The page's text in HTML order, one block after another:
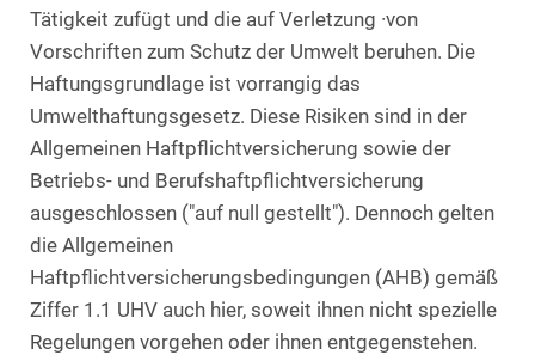
Tätigkeit zufügt und die auf Verletzung ·von
Vorschriften zum Schutz der Umwelt beruhen. Die
Haftungsgrundlage ist vorrangig das
Umwelthaftungsgesetz. Diese Risiken sind in der
Allgemeinen Haftpflichtversicherung sowie der
Betriebs- und Berufshaftpflichtversicherung
ausgeschlossen ("auf null gestellt"). Dennoch gelten
die Allgemeinen
Haftpflichtversicherungsbedingungen (AHB) gemäß
Ziffer 1.1 UHV auch hier, soweit ihnen nicht spezielle
Regelungen vorgehen oder ihnen entgegenstehen.